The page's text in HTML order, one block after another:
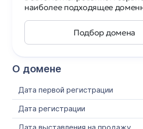
О домене
Дата первой регистрации
Дата регистрации
наиболее подходящее
Подбор домена